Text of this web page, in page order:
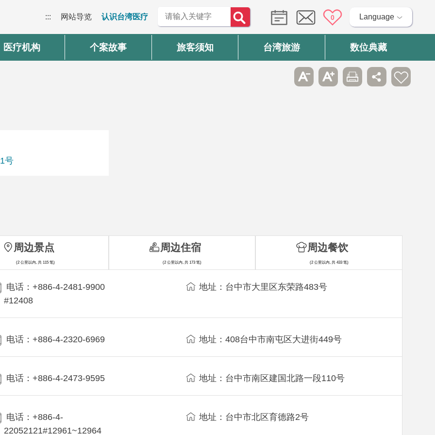
::: 网站导览 认识台湾医疗 0 Language
医疗机构 个案故事 旅客须知 台湾旅游 数位典藏
号
电话：+886-4-2481-9900
#12408
地址：台中市大里区东荣路483号
电话：+886-4-2320-6969 地址：408台中市南屯区大进街449号
电话：+886-4-2473-9595 地址：台中市南区建国北路一段110号
电话：+886-4-
22052121#12961~12964
地址：台中市北区育德路2号
周边景点
(2 公里以内, 共 115 笔)
周边住宿
(2 公里以内, 共 173 笔)
周边餐饮
(2 公里以内, 共 433 笔)